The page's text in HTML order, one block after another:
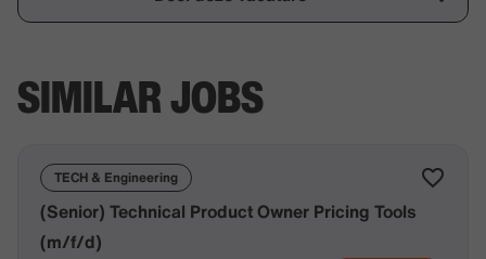
SIMILAR JOBS
TECH & Engineering
(Senior) Technical Product Owner Pricing Tools
(m/f/d)